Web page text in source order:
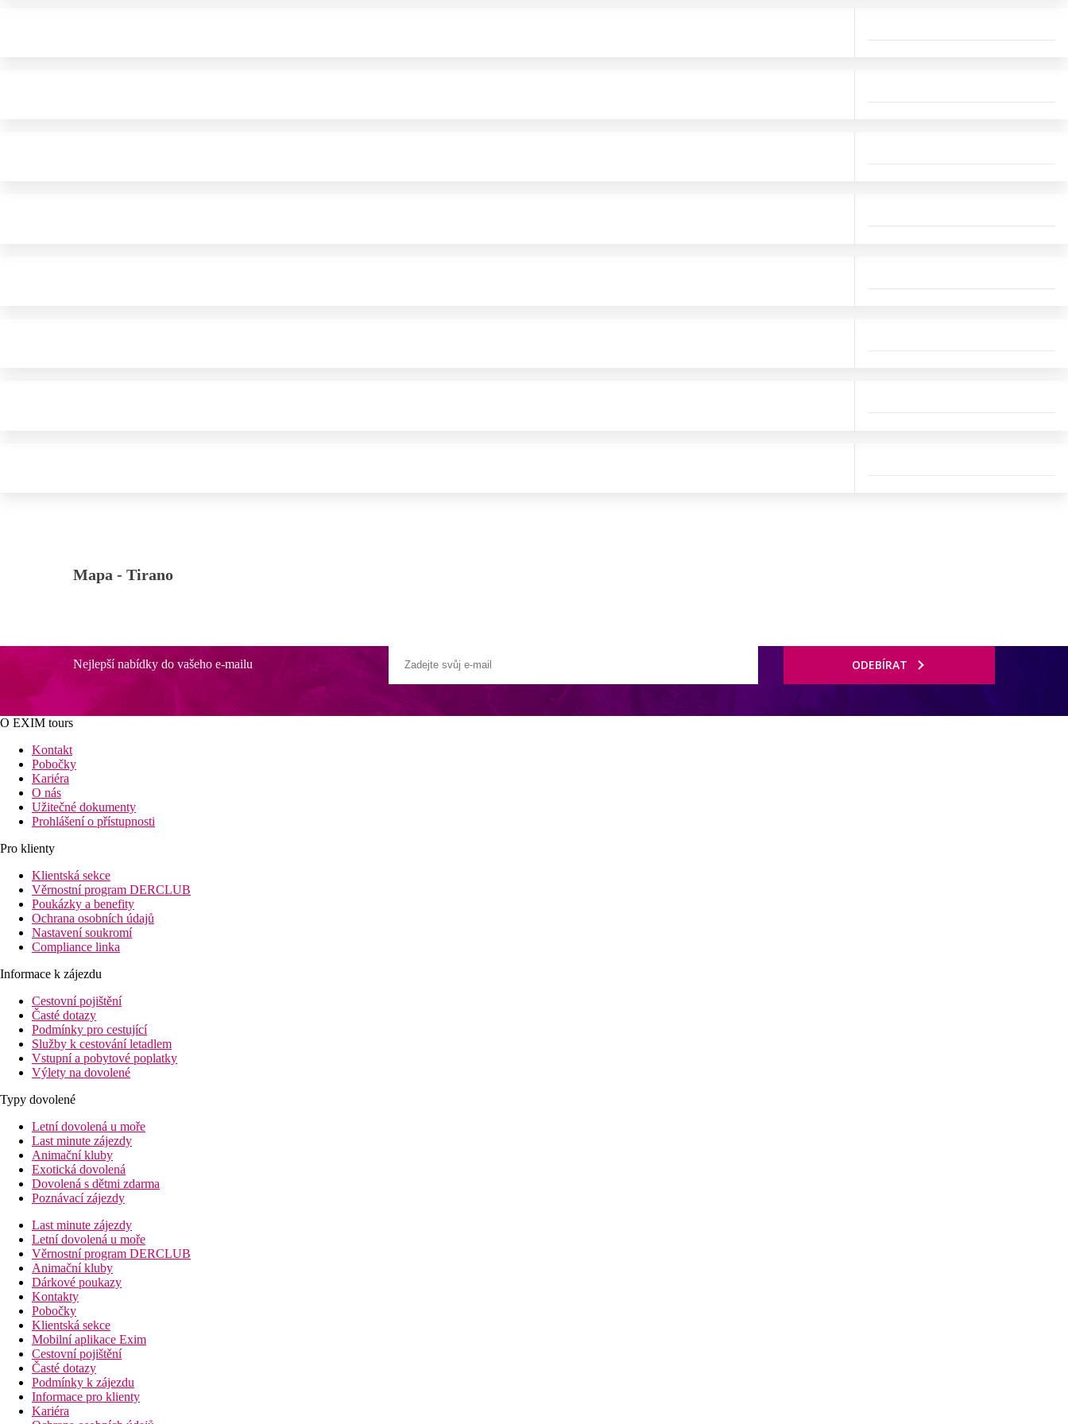
Mapa - Tirano
Nejlepší nabídky do vašeho e-mailu ODEBÍRAT
O EXIM tours
Kontakt
Pobočky
Kariéra
O nás
Užitečné dokumenty
Prohlášení o přístupnosti
Pro klienty
Klientská sekce
Věrnostní program DERCLUB
Poukázky a benefity
Ochrana osobních údajů
Nastavení soukromí
Compliance linka
Informace k zájezdu
Cestovní pojištění
Časté dotazy
Podmínky pro cestující
Služby k cestování letadlem
Vstupní a pobytové poplatky
Výlety na dovolené
Typy dovolené
Letní dovolená u moře
Last minute zájezdy
Animační kluby
Exotická dovolená
Dovolená s dětmi zdarma
Poznávací zájezdy
Last minute zájezdy
Letní dovolená u moře
Věrnostní program DERCLUB
Animační kluby
Dárkové poukazy
Kontakty
Pobočky
Klientská sekce
Mobilní aplikace Exim
Cestovní pojištění
Časté dotazy
Podmínky k zájezdu
Informace pro klienty
Kariéra